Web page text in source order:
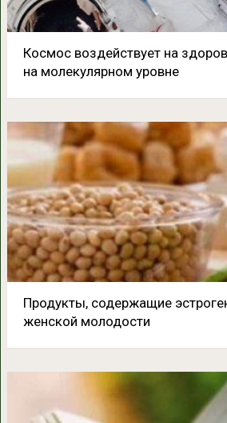
Космос воздействует на
на молекулярном уровне
Продукты, содержащие
женской молодости